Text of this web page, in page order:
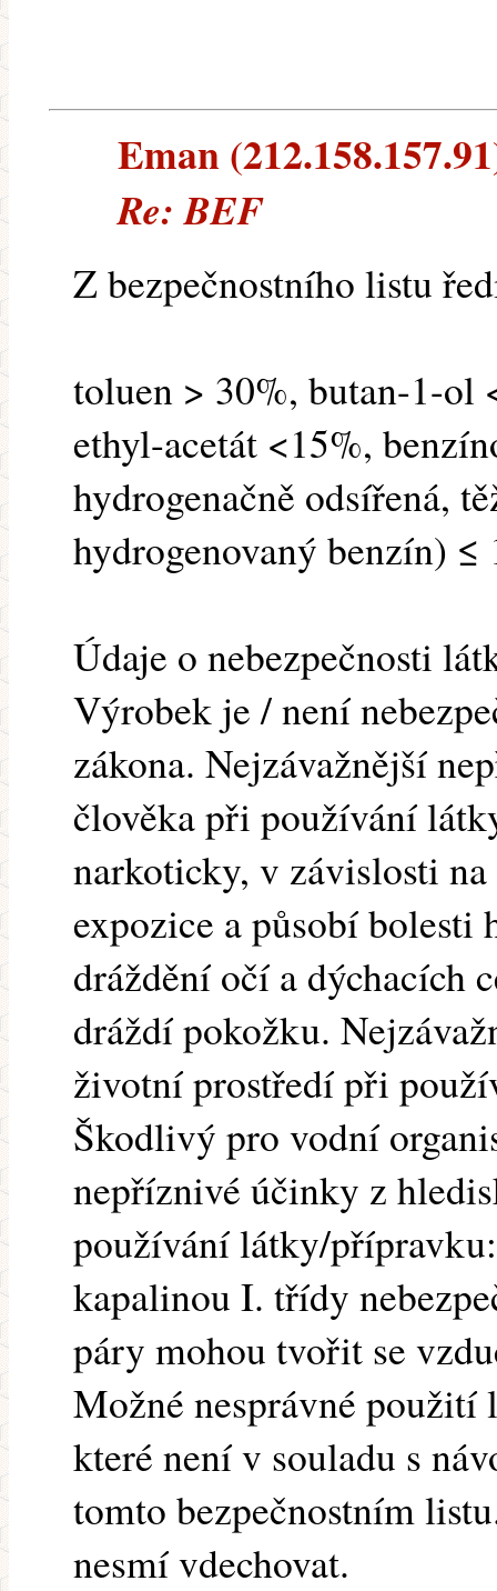
Eman
Re: BEF
Z bezpečnostního listu
toluen > 30%, butan-1-ol
ethyl-acetát <15%,
hydrogenačně odsířená,
hydrogenovaný benzín) ≤
Údaje o nebezpečnosti
Výrobek je / není
zákona. Nejzávažnější
člověka při používání
narkoticky, v závislosti
expozice a působí bolesti
dráždění očí a dýchacích
dráždí pokožku.
životní prostředí při
Škodlivý pro vodní
nepříznivé účinky z
používání látky/
kapalinou I. třídy
páry mohou tvořit se
Možné nesprávné
které není v souladu s
tomto bezpečnostním
nesmí vdechovat.